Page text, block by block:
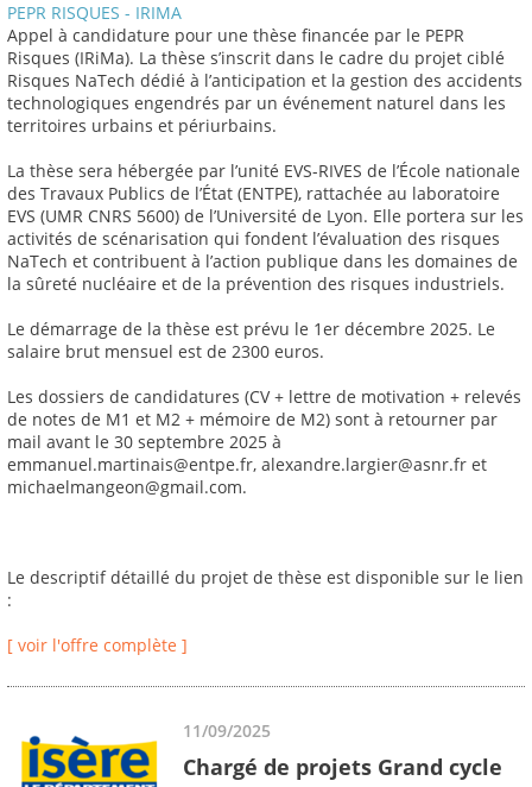
PEPR RISQUES - IRIMA
Appel à candidature pour une thèse financée par le PEPR
Risques (IRiMa). La thèse s’inscrit dans le cadre du projet ciblé
Risques NaTech dédié à l’anticipation et la gestion des accidents
technologiques engendrés par un événement naturel dans les
territoires urbains et périurbains.
La thèse sera hébergée par l’unité EVS-RIVES de l’École nationale
des Travaux Publics de l’État (ENTPE), rattachée au laboratoire
EVS (UMR CNRS 5600) de l’Université de Lyon. Elle portera sur les
activités de scénarisation qui fondent l’évaluation des risques
NaTech et contribuent à l’action publique dans les domaines de
la sûreté nucléaire et de la prévention des risques industriels.
Le démarrage de la thèse est prévu le 1er décembre 2025. Le
salaire brut mensuel est de 2300 euros.
Les dossiers de candidatures (CV + lettre de motivation + relevés
de notes de M1 et M2 + mémoire de M2) sont à retourner par
mail avant le 30 septembre 2025 à
emmanuel.martinais@entpe.fr, alexandre.largier@asnr.fr et
michaelmangeon@gmail.com.
Le descriptif détaillé du projet de thèse est disponible sur le lien
:
[ voir l'offre complète ]
11/09/2025
Chargé de projets Grand cycle